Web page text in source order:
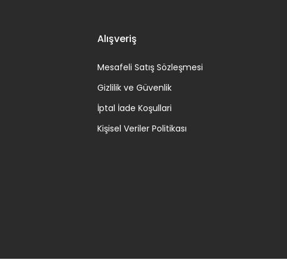
Alışveriş
Mesafeli Satış Sözleşmesi
Gizlilik ve Güvenlik
İptal İade Koşullari
Kişisel Veriler Politikası